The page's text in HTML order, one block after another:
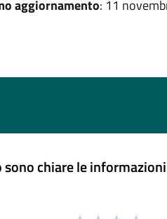
aggiornamento: 11
sono chiare le